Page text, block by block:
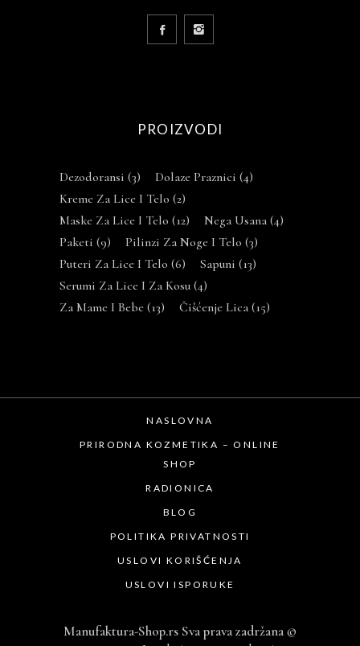
PROIZVODI
Dezodoransi (3) Dolaze Praznici (4)
Kreme Za Lice I Telo (2)
Maske Za Lice I Telo (12) Nega Usana (4)
Paketi (9) Pilinzi Za Noge I Telo (3)
Puteri Za Lice I Telo (6) Sapuni (13)
Serumi Za Lice I Za Kosu (4)
Za Mame I Bebe (13) Čišćenje Lica (15)
NASLOVNA
PRIRODNA KOZMETIKA – ONLINE
SHOP
RADIONICA
BLOG
POLITIKA PRIVATNOSTI
USLOVI KORIŠĆENJA
USLOVI ISPORUKE
Manufaktura-Shop.rs Sva prava zadržana©